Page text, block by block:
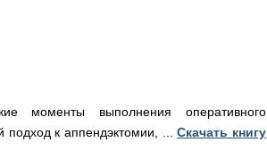
моменты выполнения оперативного
подход к аппендэктомии, ...Скачать книгу